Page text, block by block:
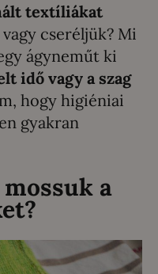
textíliákat
vagy cseréljük? Mi
ágyneműt ki
idő vagy a szag
hogy higiéniai
gyakran
a